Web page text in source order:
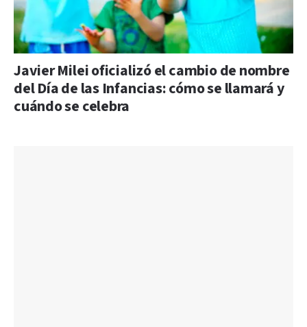
Javier Milei oficializó el cambio de nombre
del Día de las Infancias: cómo se llamará y
cuándo se celebra